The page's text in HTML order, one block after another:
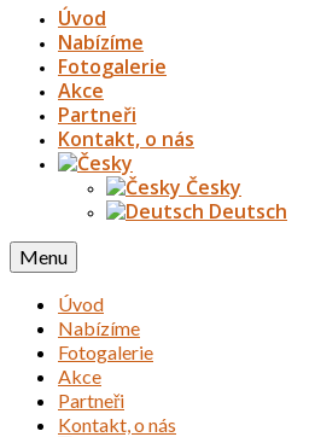
Úvod
Nabízíme
Fotogalerie
Akce
Partneři
Kontakt, o nás
Česky
Deutsch
Menu
Úvod
Nabízíme
Fotogalerie
Akce
Partneři
Kontakt, o nás